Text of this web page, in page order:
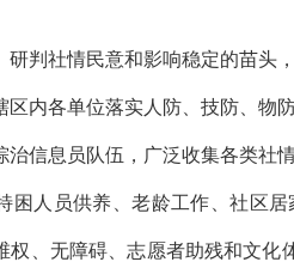
社情民意和影响稳定的苗头，
各单位落实人防、技防、物防
息员队伍，广泛收集各类社情
人员供养、老龄工作、社区居
权、无障碍、志愿者助残和文